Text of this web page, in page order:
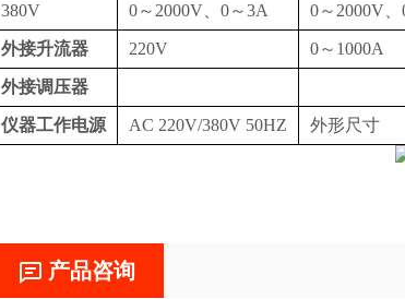
380V 0～2000V、0～3A 0～2000V、
外接升流器 220V 0～1000A
外接调压器
仪器工作电源 AC 220V/380V 50HZ 外形尺寸
产品咨询